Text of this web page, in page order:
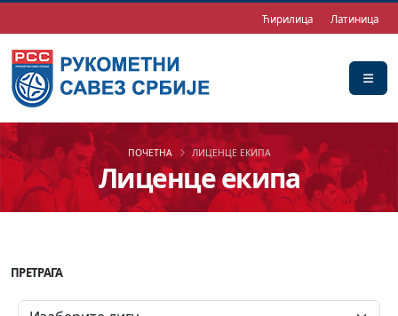
Ћирилица Латиница
Лиценце екипа
ПОЧЕТНА ЛИЦЕНЦЕ ЕКИПА
ПРЕТРАГА